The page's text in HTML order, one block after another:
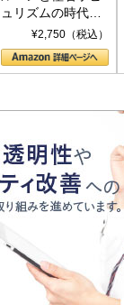
ュリズムの時代：
〈ヤヌス〉の二つ
の顔
¥2,750（税込）